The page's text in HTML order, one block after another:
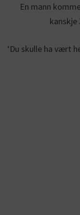
En mann
kanskje
‘Du skulle ha vært